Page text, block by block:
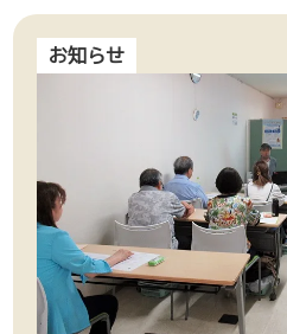
お知らせ